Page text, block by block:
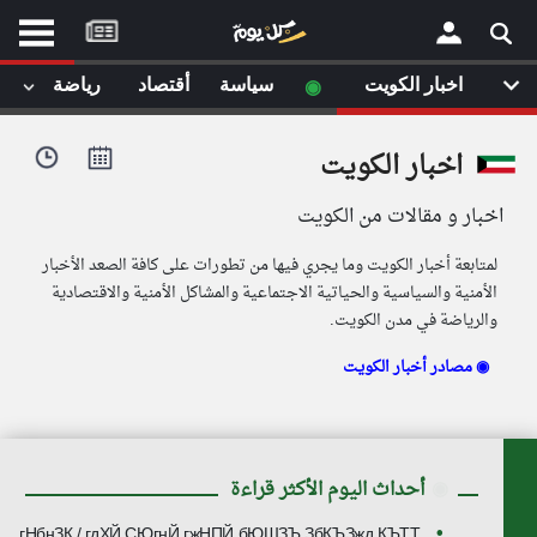
أخر أخبار الوطن العربي
أقترح اضافة مصدر
×اخبار الكويت
اخبار و مقالات من الكويت
لمتابعة أخبار الكويت وما يجري فيها من تطورات على كافة الصعد الأخبار
الأمنية والسياسية والحياتية الاجتماعية والمشاكل الأمنية والاقتصادية
والرياضة في مدن الكويت.
مصادر أخبار الكويت ◉
أحداث اليوم الأكثر قراءة
اخبار الكويت ◉ سياسة أقتصاد رياضة
موقع
كل
يوم
مقالات